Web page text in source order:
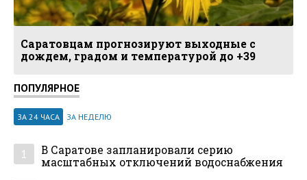
Саратовцам прогнозируют выходные с
дождем, градом и температурой до +39
ПОПУЛЯРНОЕ
ЗА 24 ЧАСА ЗА НЕДЕЛЮ
1
В Саратове запланировали серию
масштабных отключений водоснабжения